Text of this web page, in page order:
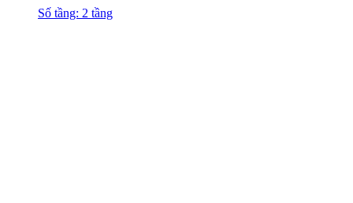
Số tầng: 2 tầng